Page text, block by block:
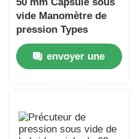
vide Manomètre de
pression Types
boîtier en acier laiton
interne 300 mmHg
envoyer une